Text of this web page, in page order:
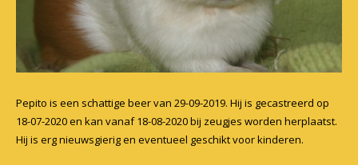
Pepito is een schattige beer van 29-09-2019. Hij is gecastreerd op
18-07-2020 en kan vanaf 18-08-2020 bij zeugjes worden herplaatst.
Hij is erg nieuwsgierig en eventueel geschikt voor kinderen.